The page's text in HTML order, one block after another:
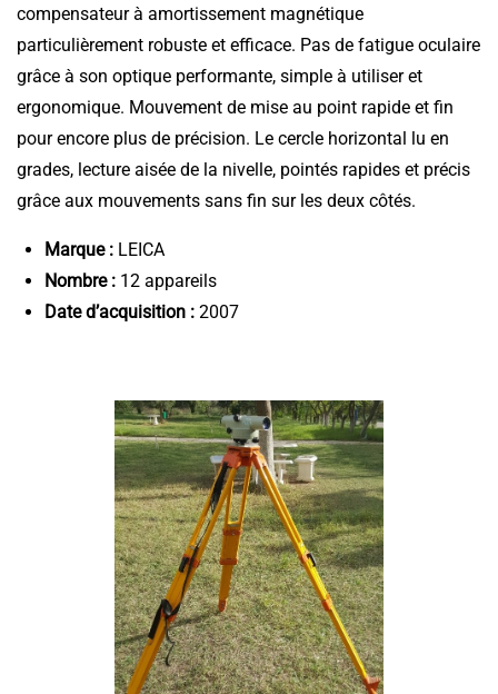
compensateur à amortissement magnétique
particulièrement robuste et efficace. Pas de fatigue oculaire
grâce à son optique performante, simple à utiliser et
ergonomique. Mouvement de mise au point rapide et fin
pour encore plus de précision. Le cercle horizontal lu en
grades, lecture aisée de la nivelle, pointés rapides et précis
grâce aux mouvements sans fin sur les deux côtés.
Marque : LEICA
Nombre : 12 appareils
Date d’acquisition : 2007